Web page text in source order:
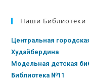
Наши Библиотеки
Центральная
Худайбердина
Модельная детская
Библиотека №11